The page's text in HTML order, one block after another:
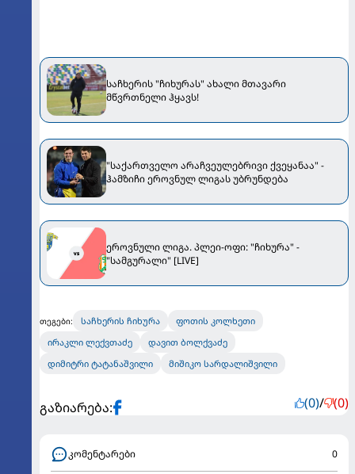
საჩხერის "ჩიხურას" ახალი მთავარი
მწვრთნელი ჰყავს!
"საქართველო არაჩვეულებრივი ქვეყანაა" -
ჰამზიჩი ეროვნულ ლიგას უბრუნდება
ეროვნული ლიგა. პლეი-ოფი: "ჩიხურა" -
"სამგურალი" [LIVE]
თეგები: საჩხერის ჩიხურა
ფოთის კოლხეთი
ირაკლი ლექვთაძე
დავით ბოლქვაძე
დიმიტრი ტატანაშვილი
მიშიკო სარდალიშვილი
გაზიარება: (0)/ (0)
კომენტარები 0